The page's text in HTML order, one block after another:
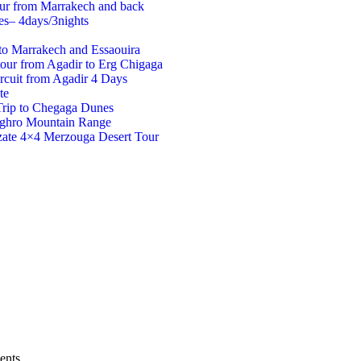
from Marrakech and back
4days/3nights
Marrakech and Essaouira
from Agadir to Erg Chigaga
from Agadir 4 Days
to Chegaga Dunes
Mountain Range
4×4 Merzouga Desert Tour